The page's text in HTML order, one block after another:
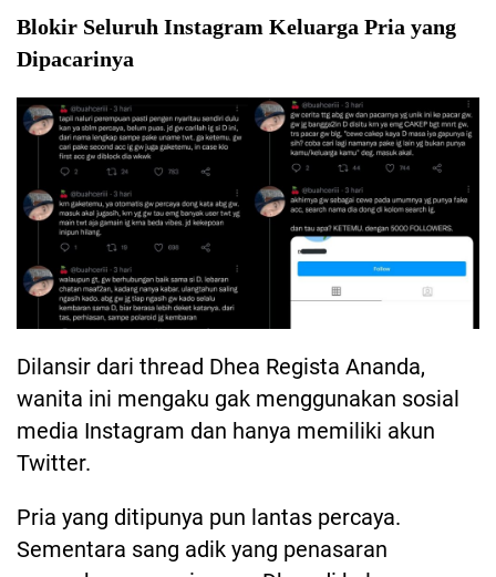
Blokir Seluruh Instagram Keluarga Pria yang
Dipacarinya
Dilansir dari thread Dhea Regista Ananda,
wanita ini mengaku gak menggunakan sosial
media Instagram dan hanya memiliki akun
Twitter.
Pria yang ditipunya pun lantas percaya.
Sementara sang adik yang penasaran